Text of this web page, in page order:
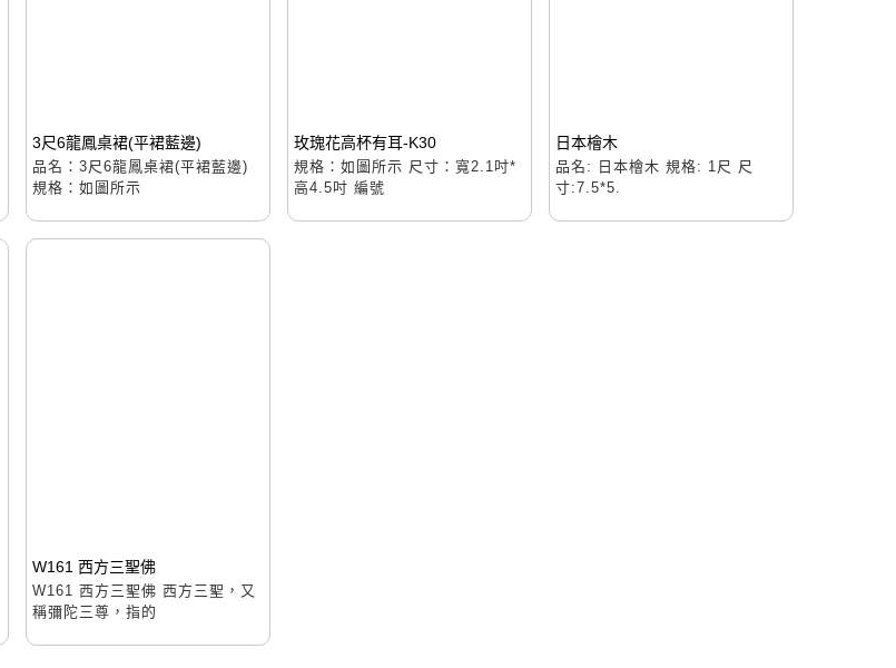
3尺6龍鳳桌裙(平裙藍邊)
品名：3尺6龍鳳桌裙(平裙藍邊)
規格：如圖所示
玫瑰花高杯有耳-K30
規格：如圖所示 尺寸：寬2.1吋*
高4.5吋 編號
日本檜木
品名: 日本檜木 規格: 1尺 尺
寸:7.5*5.
W161 西方三聖佛
W161 西方三聖佛 西方三聖，又
稱彌陀三尊，指的